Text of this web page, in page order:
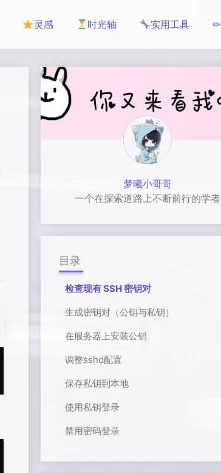
灵感 时光轴 实用工具 ✏
梦曦小哥哥
一个在探索道路上不断前行的学者
目录
检查现有 SSH 密钥对
生成密钥对（公钥与私钥）
在服务器上安装公钥
调整sshd配置
保存私钥到本地
使用私钥登录
禁用密码登录